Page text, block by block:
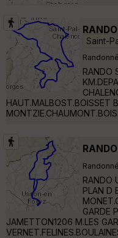
Saint-
RANDO
HAUT.MALBOST.BOISSET
RANDO
PLAN D
GARDE
JAMETTON1206 M.LES